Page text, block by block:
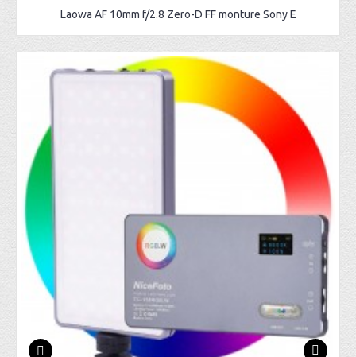
Laowa AF 10mm f/2.8 Zero-D FF monture Sony E